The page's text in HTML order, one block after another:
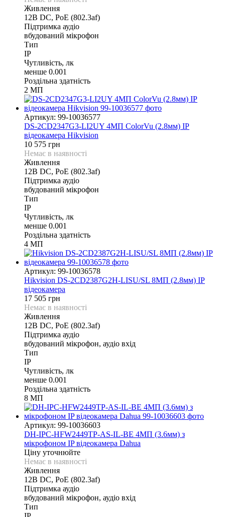
Живлення
12В DС, PoE (802.3af)
Підтримка аудіо
вбудований мікрофон
Тип
IP
Чутливість, лк
менше 0.001
Роздільна здатність
2 МП
Артикул: 99-10036577
DS-2CD2347G3-LI2UY 4МП ColorVu (2.8мм) IP
відеокамера Hikvision
10 575 грн
Немає в наявності
Живлення
12В DС, PoE (802.3af)
Підтримка аудіо
вбудований мікрофон
Тип
IP
Чутливість, лк
менше 0.001
Роздільна здатність
4 МП
Артикул: 99-10036578
Hikvision DS-2CD2387G2H-LISU/SL 8МП (2.8мм) IP
відеокамера
17 505 грн
Немає в наявності
Живлення
12В DС, PoE (802.3af)
Підтримка аудіо
вбудований мікрофон, аудіо вхід
Тип
IP
Чутливість, лк
менше 0.001
Роздільна здатність
8 МП
Артикул: 99-10036603
DH-IPC-HFW2449TP-AS-IL-BE 4МП (3.6мм) з
мікрофоном IP відеокамера Dahua
Ціну уточнюйте
Немає в наявності
Живлення
12В DС, PoE (802.3af)
Підтримка аудіо
вбудований мікрофон, аудіо вхід
Тип